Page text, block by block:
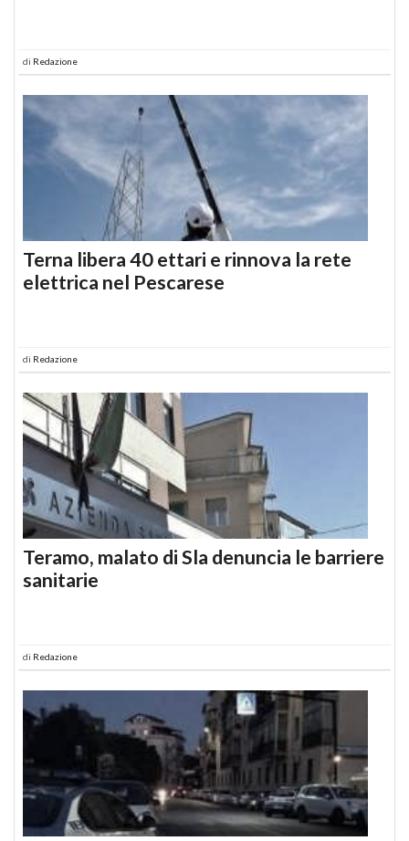
di Redazione
Terna libera 40 ettari e rinnova la rete
elettrica nel Pescarese
di Redazione
Teramo, malato di Sla denuncia le barriere
sanitarie
di Redazione